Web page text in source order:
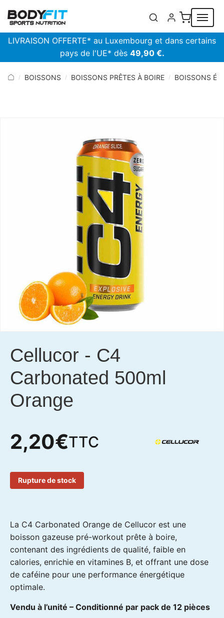
LIVRAISON OFFERTE* au Luxembourg et dans certains
pays de l'UE* dès 49,90 €.
/ BOISSONS / BOISSONS PRÊTES À BOIRE / BOISSONS
Cellucor - C4
Carbonated 500ml
Orange
2,20€TTC
Rupture de stock
La C4 Carbonated Orange de Cellucor est une
boisson gazeuse pré-workout prête à boire,
contenant des ingrédients de qualité, faible en
calories, enrichie en vitamines B, et offrant une dose
de caféine pour une performance énergétique
optimale.
Vendu à l’unité – Conditionné par pack de 12 pièces